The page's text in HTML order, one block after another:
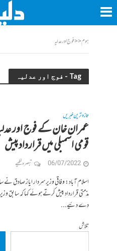
ہوم<<فوج اور عدلیہ
Tag - فوج اور عدلیہ
تازہ ترین خبریں
عمران خان کے فوج اور
قومی اسمبلی میں قرارداد پیش
06/07/2022 تبصرہ لکھیے
اسلام آباد: وفاقی وزیر سردار ایاز صادق
مذمتی قرارداد پیش کرتے ہوئے کہا کہ سابق
دے دئیے...
تلاش